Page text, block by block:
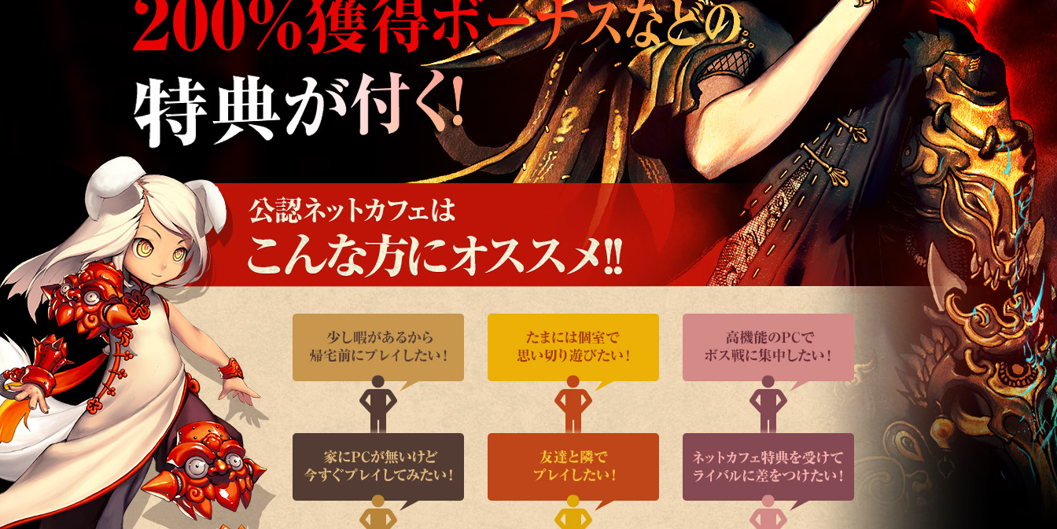
公認ネットカフェはこんな方にオススメ!!
少し暇があるから帰宅前にプレイしたい！
たまには個室で思い切り遊びたい！
高機能のPCでボス戦に集中したい！
家にPCが無いけど今すぐプレイしてみたい！
友達と隣でプレイしたい！
ネットカフェ特典を受けてライバルに差をつけたい！
公認ネットカフェならハイスペックパソコン完備！くつろげる個室！24時間営業！